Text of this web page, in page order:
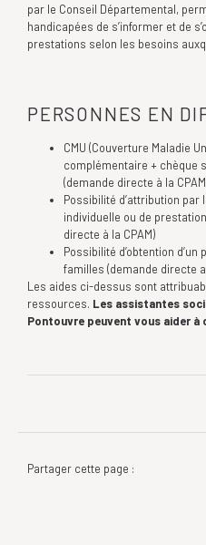
par le Conseil Départemental,
handicapées de s’informer et de
prestations selon les besoins
PERSONNES EN
CMU (Couverture Maladie
complémentaire + chèque
(demande directe à la
Possibilité d’attribution par
individuelle ou de
directe à la CPAM)
Possibilité d’obtention
familles (demande directe
Les aides ci-dessus sont
ressources. Les assistantes
Pontouvre peuvent vous aider
Partager cette page :